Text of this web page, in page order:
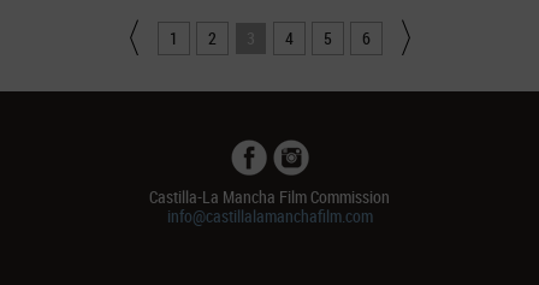
1 2 3 4 5 6
Castilla-La Mancha Film Commission
info@castillalamanchafilm.com